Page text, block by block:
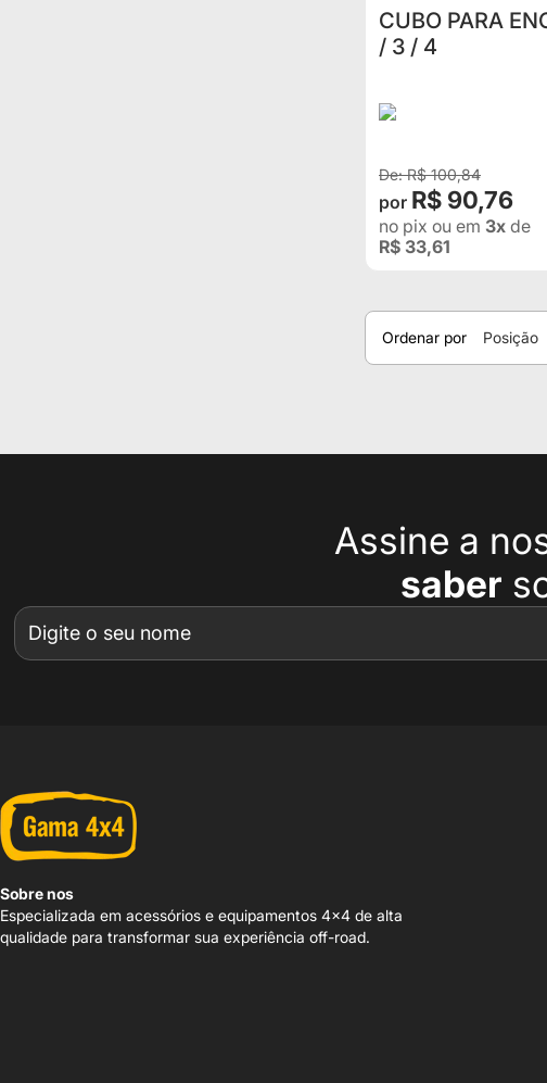
CUBO PARA
/ 3 / 4
R$ 100,84
R$ 90,76
no pix ou em 3x de
R$ 33,61
Ordenar por Posição
Assine a
saber
Sobre nos
Especializada em acessórios e equipamentos 4x4 de alta
qualidade para transformar sua experiência off-road.